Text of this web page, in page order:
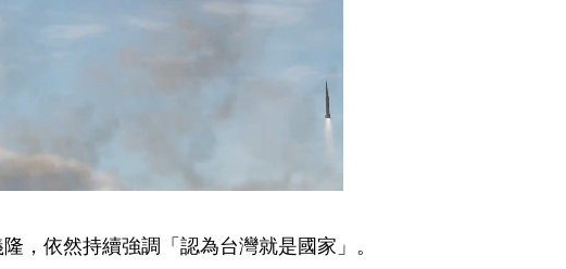
，依然持續強調「認為台灣就是國家」。